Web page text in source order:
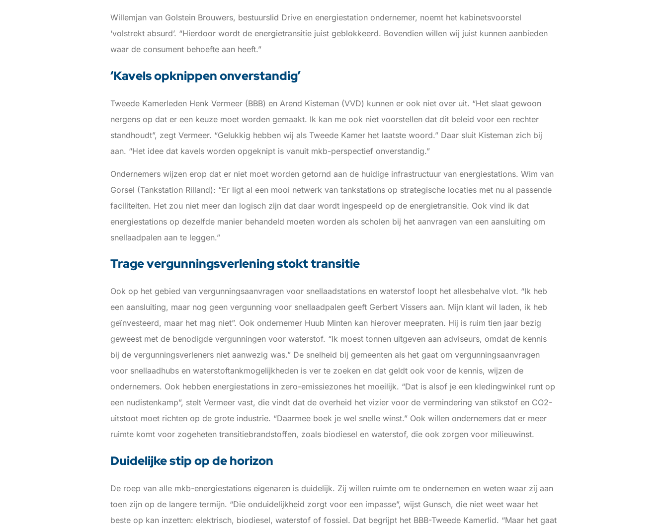
Willemjan van Golstein Brouwers, bestuurslid Drive en energiestation ondernemer, noemt het kabinetsvoorstel
‘volstrekt absurd’. “Hierdoor wordt de energietransitie juist geblokkeerd. Bovendien willen wij juist kunnen aanbieden
waar de consument behoefte aan heeft.”
‘Kavels opknippen onverstandig’
Tweede Kamerleden Henk Vermeer (BBB) en Arend Kisteman (VVD) kunnen er ook niet over uit. “Het slaat gewoon
nergens op dat er een keuze moet worden gemaakt. Ik kan me ook niet voorstellen dat dit beleid voor een rechter
standhoudt”, zegt Vermeer. “Gelukkig hebben wij als Tweede Kamer het laatste woord.” Daar sluit Kisteman zich bij
aan. “Het idee dat kavels worden opgeknipt is vanuit mkb-perspectief onverstandig.”
Ondernemers wijzen erop dat er niet moet worden getornd aan de huidige infrastructuur van energiestations. Wim van
Gorsel (Tankstation Rilland): “Er ligt al een mooi netwerk van tankstations op strategische locaties met nu al passende
faciliteiten. Het zou niet meer dan logisch zijn dat daar wordt ingespeeld op de energietransitie. Ook vind ik dat
energiestations op dezelfde manier behandeld moeten worden als scholen bij het aanvragen van een aansluiting om
snellaadpalen aan te leggen.”
Trage vergunningsverlening stokt transitie
Ook op het gebied van vergunningsaanvragen voor snellaadstations en waterstof loopt het allesbehalve vlot. “Ik heb
een aansluiting, maar nog geen vergunning voor snellaadpalen geeft Gerbert Vissers aan. Mijn klant wil laden, ik heb
geïnvesteerd, maar het mag niet”. Ook ondernemer Huub Minten kan hierover meepraten. Hij is ruim tien jaar bezig
geweest met de benodigde vergunningen voor waterstof. “Ik moest tonnen uitgeven aan adviseurs, omdat de kennis
bij de vergunningsverleners niet aanwezig was.” De snelheid bij gemeenten als het gaat om vergunningsaanvragen
voor snellaadhubs en waterstoftankmogelijkheden is ver te zoeken en dat geldt ook voor de kennis, wijzen de
ondernemers. Ook hebben energiestations in zero-emissiezones het moeilijk. “Dat is alsof je een kledingwinkel runt op
een nudistenkamp”, stelt Vermeer vast, die vindt dat de overheid het vizier voor de vermindering van stikstof en CO2-
uitstoot moet richten op de grote industrie. “Daarmee boek je wel snelle winst.” Ook willen ondernemers dat er meer
ruimte komt voor zogeheten transitiebrandstoffen, zoals biodiesel en waterstof, die ook zorgen voor milieuwinst.
Duidelijke stip op de horizon
De roep van alle mkb-energiestations eigenaren is duidelijk. Zij willen ruimte om te ondernemen en weten waar zij aan
toen zijn op de langere termijn. “Die onduidelijkheid zorgt voor een impasse”, wijst Gunsch, die niet weet waar het
beste op kan inzetten: elektrisch, biodiesel, waterstof of fossiel. Dat begrijpt het BBB-Tweede Kamerlid. “Maar het gaat